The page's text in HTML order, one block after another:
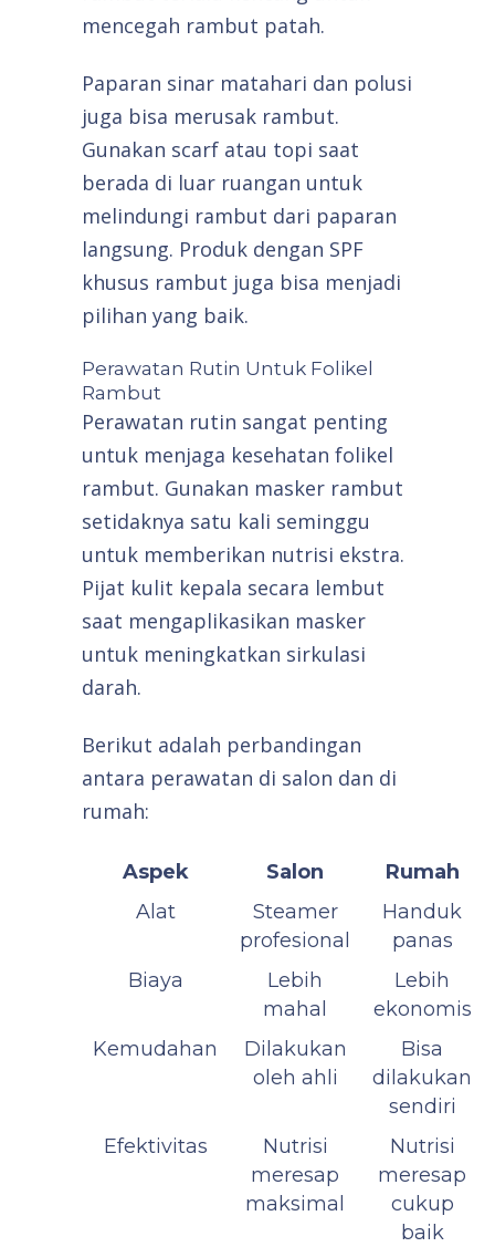
mencegah rambut patah.
Paparan sinar matahari dan polusi
juga bisa merusak rambut.
Gunakan scarf atau topi saat
berada di luar ruangan untuk
melindungi rambut dari paparan
langsung. Produk dengan SPF
khusus rambut juga bisa menjadi
pilihan yang baik.
Perawatan Rutin Untuk Folikel
Rambut
Perawatan rutin sangat penting
untuk menjaga kesehatan folikel
rambut. Gunakan masker rambut
setidaknya satu kali seminggu
untuk memberikan nutrisi ekstra.
Pijat kulit kepala secara lembut
saat mengaplikasikan masker
untuk meningkatkan sirkulasi
darah.
Berikut adalah perbandingan
antara perawatan di salon dan di
rumah:
Aspek Salon
Rumah
Alat
Steamer
profesional
Handuk
panas
Biaya
Lebih
mahal
Lebih
ekonomis
Kemudahan
Dilakukan
oleh ahli
Bisa
dilakukan
sendiri
Efektivitas
Nutrisi
meresap
maksimal
Nutrisi
meresap
cukup
baik